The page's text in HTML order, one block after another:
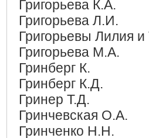
Григорьева К.А.
Григорьева Л.И.
Григорьевы Лилия и
Григорьева М.А.
Гринберг К.
Гринберг К.Д.
Гринер Т.Д.
Гринчевская О.А.
Гринченко Н.Н.